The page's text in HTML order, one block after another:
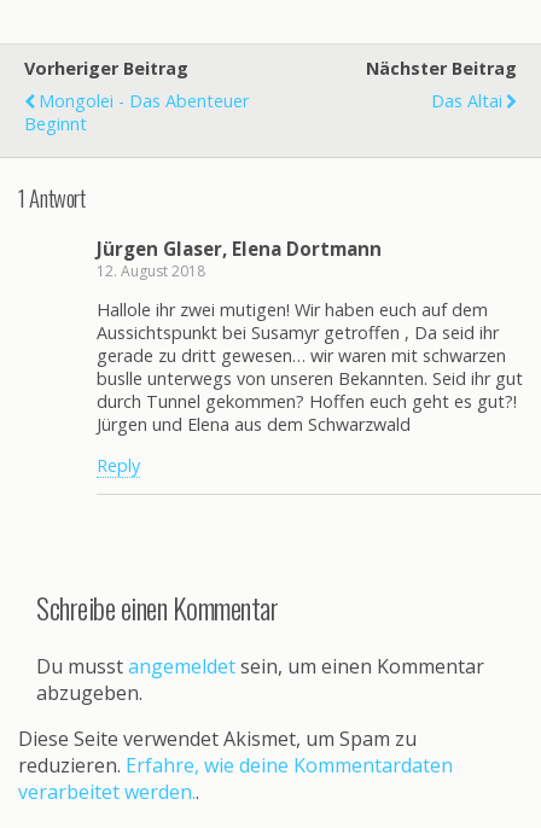
Vorheriger Beitrag
Mongolei - Das Abenteuer
Beginnt
Nächster Beitrag
Das Altai
1 Antwort
Jürgen Glaser, Elena Dortmann
12. August 2018
Hallole ihr zwei mutigen! Wir haben euch auf dem
Aussichtspunkt bei Susamyr getroffen , Da seid ihr
gerade zu dritt gewesen… wir waren mit schwarzen
buslle unterwegs von unseren Bekannten. Seid ihr gut
durch Tunnel gekommen? Hoffen euch geht es gut?!
Jürgen und Elena aus dem Schwarzwald
Reply
Schreibe einen Kommentar
Du musstangemeldetsein, um einen Kommentar
abzugeben.
Diese Seite verwendet Akismet, um Spam zu
reduzieren. Erfahre, wie deine Kommentardaten
verarbeitet werden..